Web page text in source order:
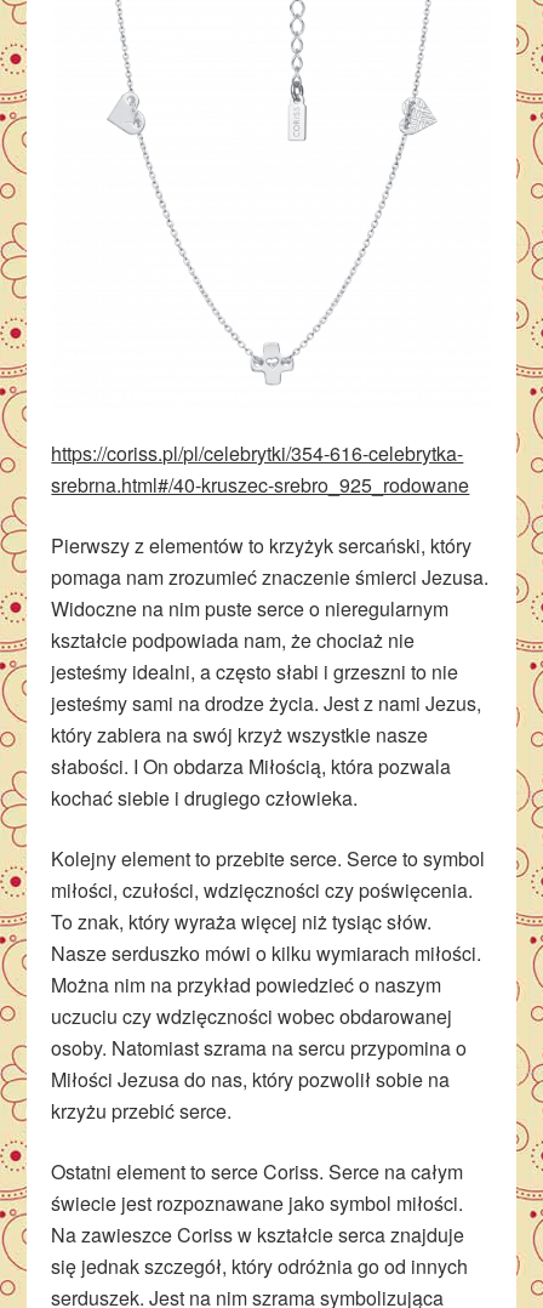
https://coriss.pl/pl/celebrytki/354-616-celebrytka-
srebrna.html#/40-kruszec-srebro_925_rodowane
Pierwszy z elementów to krzyżyk sercański, który
pomaga nam zrozumieć znaczenie śmierci Jezusa.
Widoczne na nim puste serce o nieregularnym
kształcie podpowiada nam, że chociaż nie
jesteśmy idealni, a często słabi i grzeszni to nie
jesteśmy sami na drodze życia. Jest z nami Jezus,
który zabiera na swój krzyż wszystkie nasze
słabości. I On obdarza Miłością, która pozwala
kochać siebie i drugiego człowieka.
Kolejny element to przebite serce. Serce to symbol
miłości, czułości, wdzięczności czy poświęcenia.
To znak, który wyraża więcej niż tysiąc słów.
Nasze serduszko mówi o kilku wymiarach miłości.
Można nim na przykład powiedzieć o naszym
uczuciu czy wdzięczności wobec obdarowanej
osoby. Natomiast szrama na sercu przypomina o
Miłości Jezusa do nas, który pozwolił sobie na
krzyżu przebić serce.
Ostatni element to serce Coriss. Serce na całym
świecie jest rozpoznawane jako symbol miłości.
Na zawieszce Coriss w kształcie serca znajduje
się jednak szczegół, który odróżnia go od innych
serduszek. Jest na nim szrama symbolizująca